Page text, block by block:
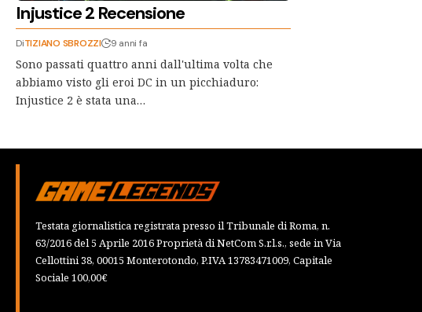
Injustice 2 Recensione
DiTIZIANO SBROZZI 9 anni fa
Sono passati quattro anni dall'ultima volta che
abbiamo visto gli eroi DC in un picchiaduro:
Injustice 2 è stata una…
Testata giornalistica registrata presso il Tribunale di Roma, n.
63/2016 del 5 Aprile 2016 Proprietà di NetCom S.r.l.s., sede in Via
Cellottini 38, 00015 Monterotondo, P.IVA 13783471009, Capitale
Sociale 100,00€